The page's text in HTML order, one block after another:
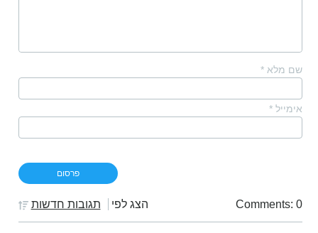
שם מלא *
אימייל *
Comments: 0 הצג לפי תגובות חדשות